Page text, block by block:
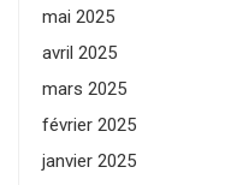
mai 2025
avril 2025
mars 2025
février 2025
janvier 2025